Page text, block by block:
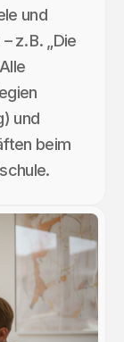
und
z. B. „Die
und
beim